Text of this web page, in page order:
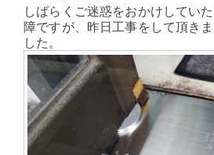
しばらくご迷惑をおかけしてい
障ですが、昨日工事をして頂き
した。